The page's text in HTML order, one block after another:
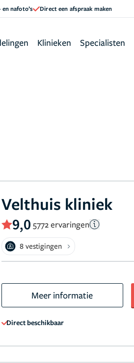
nafoto’s Direct een afspraak maken
Klinieken Specialisten
Velthuis kliniek
9,0 5772 ervaringen
8 vestigingen
Meer informatie
Direct beschikbaar